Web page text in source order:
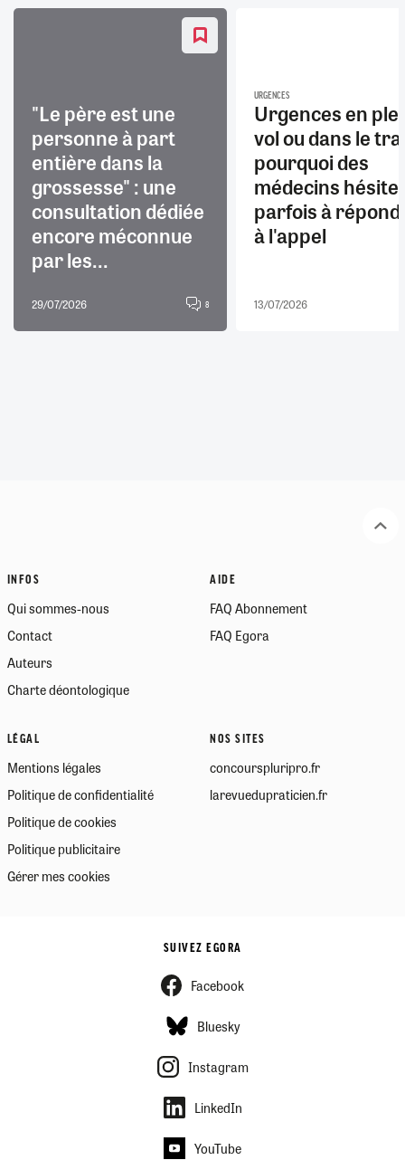
"Le père est une
personne à part
entière dans la
grossesse" : une
consultation dédiée
encore méconnue
par les...
29/07/2026 8
URGENCES
Urgences en
vol ou dans le
pourquoi des
médecins
parfois à
à l'appel
13/07/2026
INFOS
Qui sommes-nous
Contact
Auteurs
Charte déontologique
AIDE
FAQ Abonnement
FAQ Egora
LÉGAL
Mentions légales
Politique de confidentialité
Politique de cookies
Politique publicitaire
Gérer mes cookies
NOS SITES
concourspluripro.fr
larevuedupraticien.fr
SUIVEZ EGORA
Facebook
Bluesky
Instagram
LinkedIn
YouTube